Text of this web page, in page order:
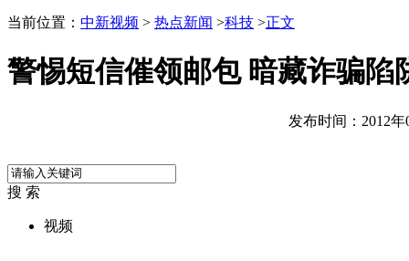
当前位置： 中新视频 > 热点新闻 >科技 >正文
警惕短信催领邮包 暗藏诈骗陷
发布时间：2012年
搜 索
视频